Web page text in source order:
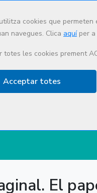
cookies que permeten
navegues. Clica aquíper a
totes les cookies prement
Acceptar totes
El